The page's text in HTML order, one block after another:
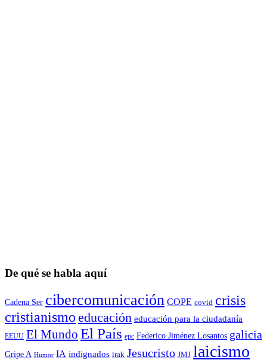
De qué se habla aquí
Cadena Ser cibercomunicación COPE covid crisis
cristianismo educación educación para la ciudadaní­a
EEUU El Mundo El País epc Federico Jiménez Losantos galicia
Gripe A Humor IA indignados irak Jesucristo JMJ laicismo